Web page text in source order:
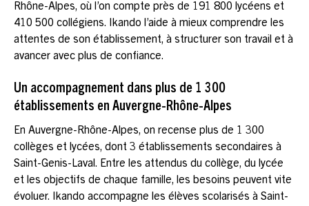
Rhône-Alpes, où l’on compte près de 191 800 lycéens et
410 500 collégiens. Ikando l’aide à mieux comprendre les
attentes de son établissement, à structurer son travail et à
avancer avec plus de confiance.
Un accompagnement dans plus de 1 300
établissements en Auvergne-Rhône-Alpes
En Auvergne-Rhône-Alpes, on recense plus de 1 300
collèges et lycées, dont 3 établissements secondaires à
Saint-Genis-Laval. Entre les attendus du collège, du lycée
et les objectifs de chaque famille, les besoins peuvent vite
évoluer. Ikando accompagne les élèves scolarisés à Saint-